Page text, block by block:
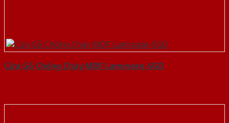
Cửa Gỗ Chống Cháy MDF Laminate-SGD